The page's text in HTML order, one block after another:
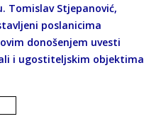
Tomislav Stjepanović,
poslanicima
donošenjem uvesti
i ugostiteljskim objektima